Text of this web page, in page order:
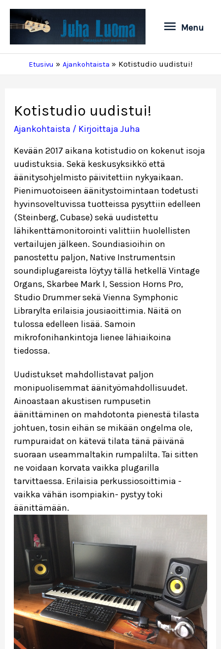
sisältöön
Menu
Menu
Etusivu Ajankohtaista Kotistudio uudistui!
Kotistudio uudistui!
Ajankohtaista / Kirjoittaja Juha
Kevään 2017 aikana kotistudio on kokenut isoja
uudistuksia. Sekä keskusyksikkö että
äänitysohjelmisto päivitettiin nykyaikaan.
Pienimuotoiseen äänitystoimintaan todetusti
hyvinsoveltuvissa tuotteissa pysyttiin edelleen
(Steinberg, Cubase) sekä uudistettu
lähikenttämonitorointi valittiin huolellisten
vertailujen jälkeen. Soundiasioihin on
panostettu paljon, Native Instrumentsin
soundiplugareista löytyy tällä hetkellä Vintage
Organs, Skarbee Mark I, Session Horns Pro,
Studio Drummer sekä Vienna Symphonic
Librarylta erilaisia jousiaoittimia. Näitä on
tulossa edelleen lisää. Samoin
mikrofonihankintoja lienee lähiaikoina
tiedossa.
Uudistukset mahdollistavat paljon
monipuolisemmat äänityömahdollisuudet.
Ainoastaan akustisen rumpusetin
äänittäminen on mahdotonta pienestä tilasta
johtuen, tosin eihän se mikään ongelma ole,
rumpuraidat on kätevä tilata tänä päivänä
suoraan useammaltakin rumpalilta. Tai sitten
ne voidaan korvata vaikka plugarilla
tarvittaessa. Erilaisia perkussiosoittimia -
vaikka vähän isompiakin- pystyy toki
äänittämään.